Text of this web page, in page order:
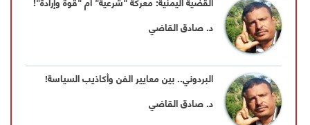
د. صادق القاضي
البردوني.. بين معايير الفن وأكاذيب السياسة!
د. صادق القاضي